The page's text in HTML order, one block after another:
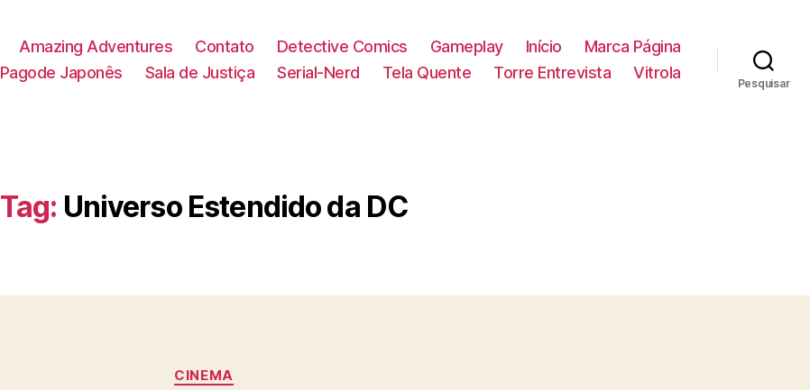
Amazing Adventures Contato Detective Comics Gameplay Início
Marca Página
Pagode Japonês
Sala de Justiça Serial-Nerd Tela Quente Torre Entrevista Vitrola
Pesquisar
Tag: Universo Estendido da DC
Categorias
CINEMA